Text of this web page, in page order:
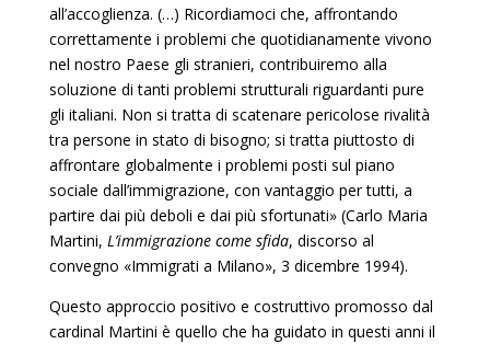
all’accoglienza. (…) Ricordiamoci che, affrontando
correttamente i problemi che quotidianamente vivono
nel nostro Paese gli stranieri, contribuiremo alla
soluzione di tanti problemi strutturali riguardanti pure
gli italiani. Non si tratta di scatenare pericolose rivalità
tra persone in stato di bisogno; si tratta piuttosto di
affrontare globalmente i problemi posti sul piano
sociale dall’immigrazione, con vantaggio per tutti, a
partire dai più deboli e dai più sfortunati» (Carlo Maria
Martini, L’immigrazione come sfida, discorso al
convegno «Immigrati a Milano», 3 dicembre 1994).
Questo approccio positivo e costruttivo promosso dal
cardinal Martini è quello che ha guidato in questi anni il